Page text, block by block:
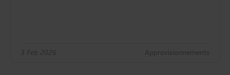
3 Feb 2026 Approvisionnements